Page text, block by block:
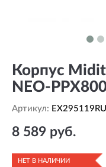
Корпус
NEO-
Артикул:
8 589 руб.
НЕТ В НАЛИЧИИ